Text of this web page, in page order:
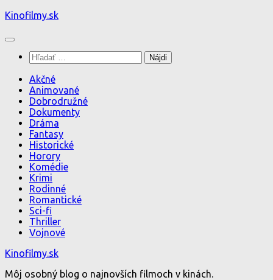
Preskočiť
obsah
Kinofilmy.sk
Hľadať:
Akčné
Animované
Dobrodružné
Dokumenty
Dráma
Fantasy
Historické
Horory
Komédie
Krimi
Rodinné
Romantické
Sci-fi
Thriller
Vojnové
Kinofilmy.sk
Môj osobný blog o najnovších filmoch v kinách.